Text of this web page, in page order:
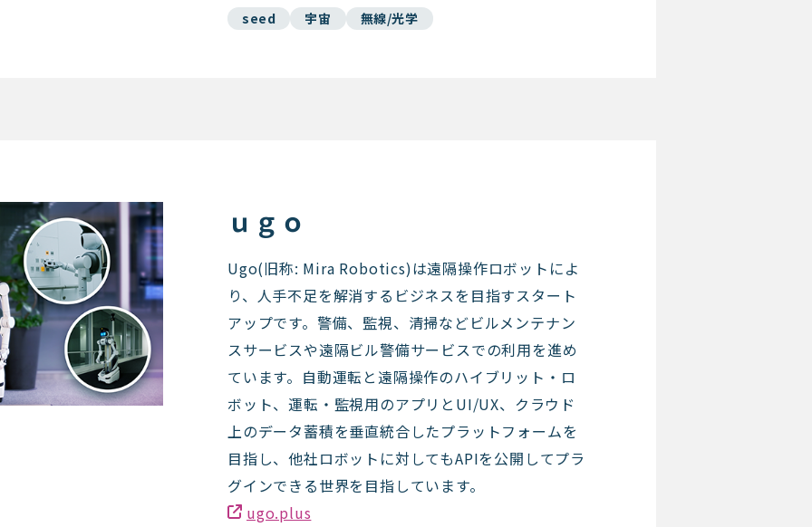
seed 宇宙 無線/光学
ｕｇｏ
Ugo(旧称: Mira Robotics)は遠隔操作ロボットによ
り、人手不足を解消するビジネスを目指すスタート
アップです。警備、監視、清掃などビルメンテナン
スサービスや遠隔ビル警備サービスでの利用を進め
ています。自動運転と遠隔操作のハイブリット・ロ
ボット、運転・監視用のアプリとUI/UX、クラウド
上のデータ蓄積を垂直統合したプラットフォームを
目指し、他社ロボットに対してもAPIを公開してプラ
グインできる世界を目指しています。
ugo.plus